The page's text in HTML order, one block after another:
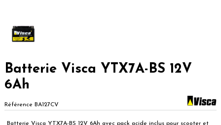
Batterie Visca YTX7A-BS 12V
6Ah
Référence BA127CV
Batterie Visca YTX7A-BS 12V 6Ah avec pack acide inclus pour scooter et